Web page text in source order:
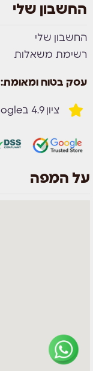
החשבון שלי
החשבון שלי
רשימת משאלות
עסק בטוח ומאומת:
ציון 4.9 בGoogle ו-217 ביקורות
על המפה